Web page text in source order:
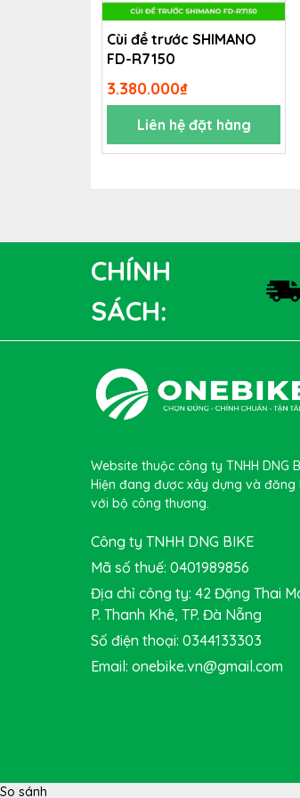
Vá lỗ thủng lên đến 7mm
Không đôc hại, không chứa
Không chứa cao su tự nhiên
Thành phần phân hủy sinh học,
Công thức chảy tự do với các
Có thể sử dụng từ 03 – 06 tháng
là với thời tiết nóng và khô,
Không đông ở nhiệt độ thấp đến
Cùi đề trước SHIMANO
FD-R7150
3.380.000₫
Liên hệ đặt hàng
CHÍNH
SÁCH:
Website thuộc công ty TNHH DNG
Hiện đang được xây dựng và đăng
với bộ công thương.
Công ty TNHH DNG BIKE
Mã số thuế: 0401989856
Địa chỉ công ty: 42 Đặng Thai
P. Thanh Khê, TP. Đà Nẵng
Số điện thoại: 0344133303
Email: onebike.vn@gmail.com
So sánh